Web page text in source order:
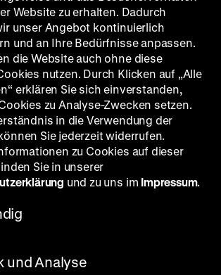
und
an das
Deutsche
der DDR
zum Forschungsprojekt
Zwischenberichts zum
des DHM in Kooperation mit dem
Kulturgutverluste, das nach dem
im November 2020
liegt nun der Abschlussbericht
vor.
Website zu erhalten. Dadurch
unser Angebot kontinuierlich
und an Ihre Bedürfnisse anpassen.
die Website auch ohne diese
nutzen. Durch Klicken auf „Alle
erklären Sie sich einverstanden,
zu Analyse-Zwecken setzen.
in die Verwendung der
Sie jederzeit widerrufen.
zu Cookies auf dieser
Sie in unserer
und zu uns im Impressum.
und Analyse